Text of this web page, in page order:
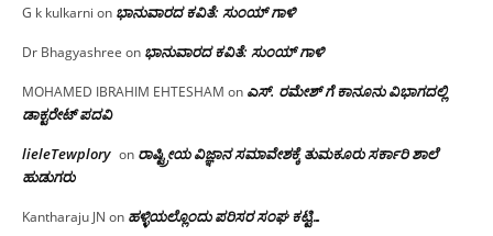
G k kulkarni on ಭಾನುವಾರದ ಕವಿತೆ: ಸುಂಯ್ ಗಾಳಿ
Dr Bhagyashree on ಭಾನುವಾರದ ಕವಿತೆ: ಸುಂಯ್ ಗಾಳಿ
MOHAMED IBRAHIM EHTESHAM on ಎಸ್. ರಮೇಶ್ ಗೆ ಕಾನೂನು ವಿಭಾಗದಲ್ಲಿ
ಡಾಕ್ಟರೇಟ್ ಪದವಿ
lieleTewplory on ರಾಷ್ಟ್ರೀಯ ವಿಜ್ಞಾನ ಸಮಾವೇಶಕ್ಕೆ‌ ತುಮಕೂರು ಸರ್ಕಾರಿ ಶಾಲೆ
ಹುಡುಗರು
Kantharaju JN on ಹಳ್ಳಿಯಲ್ಲೊಂದು ಪರಿಸರ ಸಂಘ ಕಟ್ಟಿ…